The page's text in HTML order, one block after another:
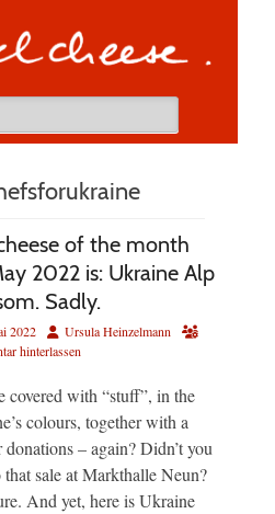
of the month
2022 is: Ukraine Alp
Sadly.
2022 AutorUrsula Heinzelmann
hinterlassen
covered with “stuff”, in the
colours, together with a
– again? Didn’t you
that sale at Markthalle Neun?
And yet, here is Ukraine